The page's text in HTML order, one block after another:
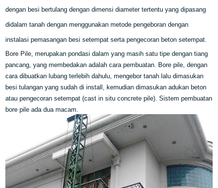
dengan besi bertulang dengan dimensi diameter tertentu yang dipasang
didalam tanah dengan menggunakan metode pengeboran dengan
instalasi pemasangan besi setempat serta pengecoran beton setempat.
Bore Pile, merupakan pondasi dalam yang masih satu tipe dengan tiang
pancang, yang membedakan adalah cara pembuatan. Bore pile, dengan
cara dibuatkan lubang terlebih dahulu, mengebor tanah lalu dimasukan
besi tulangan yang sudah di install, kemudian dimasukan adukan beton
atau pengecoran setempat (cast in situ concrete pile). Sistem pembuatan
bore pile ada dua macam.